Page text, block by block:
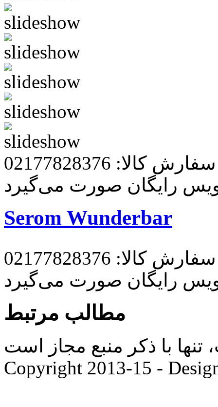
کالا: 02177828376
رایگان صورت می‌گیرد
Serom Wunderbar
کالا: 02177828376
رایگان صورت می‌گیرد
مطالب مرتبط
با ذکر منبع مجاز است. |
Copyright 2013-15 -